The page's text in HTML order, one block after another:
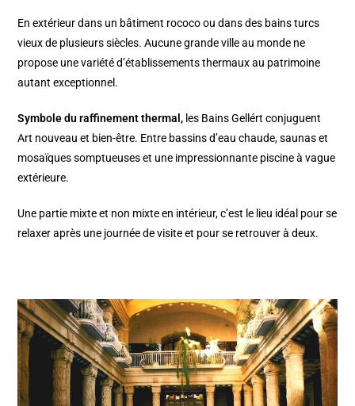
En extérieur dans un bâtiment rococo ou dans des bains turcs
vieux de plusieurs siècles. Aucune grande ville au monde ne
propose une variété d’établissements thermaux au patrimoine
autant exceptionnel.
Symbole du raffinement thermal, les Bains Gellért conjuguent
Art nouveau et bien-être. Entre bassins d’eau chaude, saunas et
mosaïques somptueuses et une impressionnante piscine à vague
extérieure.
Une partie mixte et non mixte en intérieur, c’est le lieu idéal pour se
relaxer après une journée de visite et pour se retrouver à deux.